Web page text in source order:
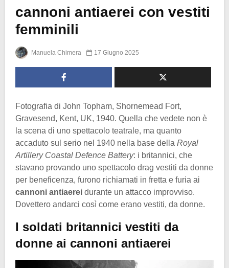
cannoni antiaerei con vestiti
femminili
Manuela Chimera 17 Giugno 2025
Fotografia di John Topham, Shornemead Fort,
Gravesend, Kent, UK, 1940. Quella che vedete non è
la scena di uno spettacolo teatrale, ma quanto
accaduto sul serio nel 1940 nella base della Royal
Artillery Coastal Defence Battery: i britannici, che
stavano provando uno spettacolo drag vestiti da donne
per beneficenza, furono richiamati in fretta e furia ai
cannoni antiaerei durante un attacco improvviso.
Dovettero andarci così come erano vestiti, da donne.
I soldati britannici vestiti da
donne ai cannoni antiaerei